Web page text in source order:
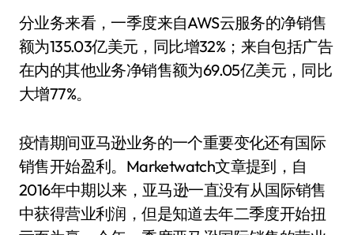
分业务来看，一季度来自AWS云服务的净销售
额为135.03亿美元，同比增32%；来自包括广告
在内的其他业务净销售额为69.05亿美元，同比
大增77%。
疫情期间亚马逊业务的一个重要变化还有国际
销售开始盈利。Marketwatch文章提到，自
2016年中期以来，亚马逊一直没有从国际销售
中获得营业利润，但是知道去年二季度开始扭